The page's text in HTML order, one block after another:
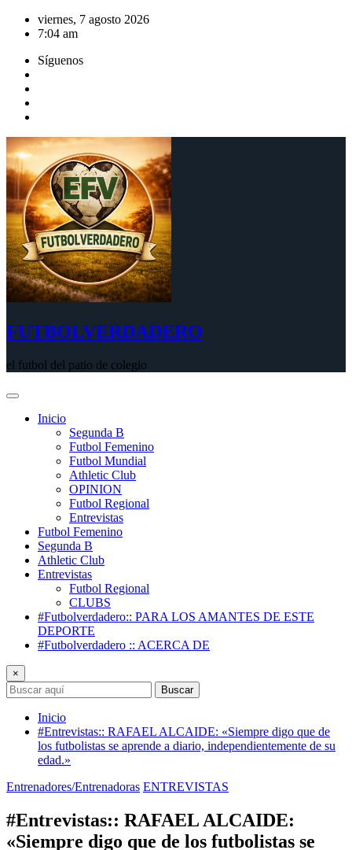
Saltar
viernes, 7 agosto 2026
7:04 am
Síguenos
FUTBOLVERDADERO
el futbol del patio de colegio
Inicio
Segunda B
Futbol Femenino
Futbol Mundial
Athletic Club
OPINION
Futbol Regional
Entrevistas
Futbol Femenino
Segunda B
Athletic Club
Entrevistas
Futbol Regional
CLUBS
#Futbolverdadero:: PARA LOS AMANTES DE ESTE
DEPORTE
#Futbolverdadero :: ACERCA DE
×
Buscar
Inicio
#Entrevistas:: RAFAEL ALCAIDE: «Siempre digo que de
los futbolistas se aprende a diario, independientemente de su
edad.»
Entrenadores/Entrenadoras ENTREVISTAS
#Entrevistas:: RAFAEL ALCAIDE:
«Siempre digo que de los futbolistas se